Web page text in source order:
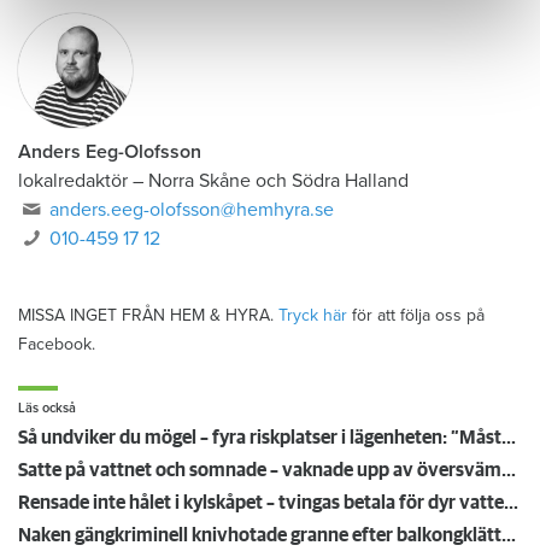
Anders Eeg-Olofsson
lokalredaktör – Norra Skåne och Södra Halland
anders.eeg-olofsson@hemhyra.se
010-459 17 12
MISSA INGET FRÅN HEM & HYRA. Tryck här för att följa oss på
Facebook.
Läs också
Så undviker du mögel – fyra riskplatser i lägenheten: ”Måste städa bort”
Satte på vattnet och somnade – vaknade upp av översvämning hos grannen
Rensade inte hålet i kylskåpet – tvingas betala för dyr vattenskada
Naken gängkriminell knivhotade granne efter balkongklättring